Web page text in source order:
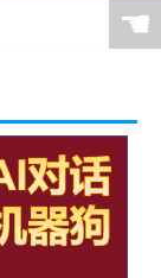
☚